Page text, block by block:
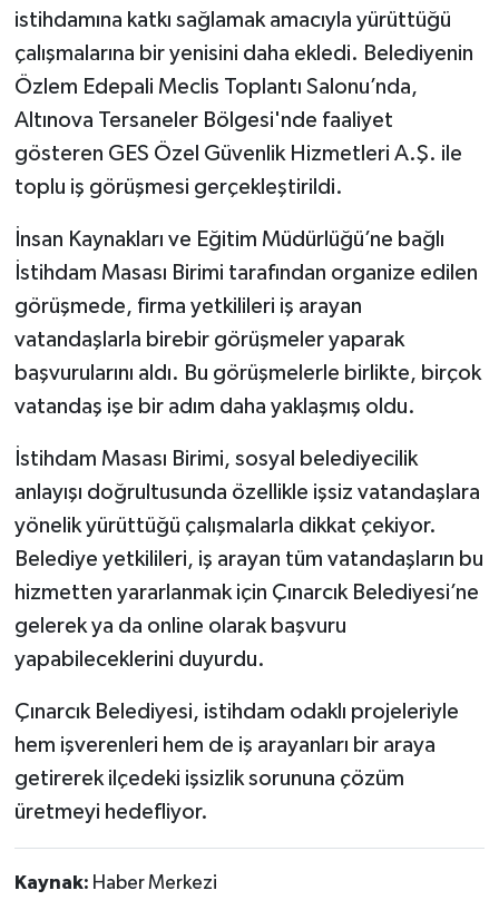
istihdamına katkı sağlamak amacıyla yürüttüğü
çalışmalarına bir yenisini daha ekledi. Belediyenin
Özlem Edepali Meclis Toplantı Salonu’nda,
Altınova Tersaneler Bölgesi'nde faaliyet
gösteren GES Özel Güvenlik Hizmetleri A.Ş. ile
toplu iş görüşmesi gerçekleştirildi.
İnsan Kaynakları ve Eğitim Müdürlüğü’ne bağlı
İstihdam Masası Birimi tarafından organize edilen
görüşmede, firma yetkilileri iş arayan
vatandaşlarla birebir görüşmeler yaparak
başvurularını aldı. Bu görüşmelerle birlikte, birçok
vatandaş işe bir adım daha yaklaşmış oldu.
İstihdam Masası Birimi, sosyal belediyecilik
anlayışı doğrultusunda özellikle işsiz vatandaşlara
yönelik yürüttüğü çalışmalarla dikkat çekiyor.
Belediye yetkilileri, iş arayan tüm vatandaşların bu
hizmetten yararlanmak için Çınarcık Belediyesi’ne
gelerek ya da online olarak başvuru
yapabileceklerini duyurdu.
Çınarcık Belediyesi, istihdam odaklı projeleriyle
hem işverenleri hem de iş arayanları bir araya
getirerek ilçedeki işsizlik sorununa çözüm
üretmeyi hedefliyor.
Kaynak: Haber Merkezi